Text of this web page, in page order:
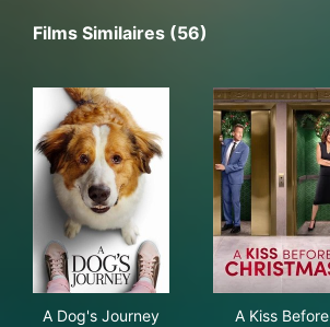
Films Similaires (56)
A Dog's Journey
A Kiss Before